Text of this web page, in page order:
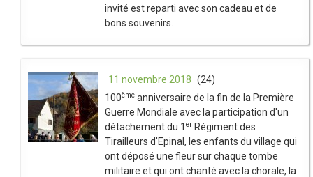
invité est reparti avec son cadeau et de
bons souvenirs.
11 novembre 2018 (24)
100ème anniversaire de la fin de la Première
Guerre Mondiale avec la participation d'un
détachement du 1 er Régiment des
Tirailleurs d'Epinal, les enfants du village qui
ont déposé une fleur sur chaque tombe
militaire et qui ont chanté avec la chorale, la